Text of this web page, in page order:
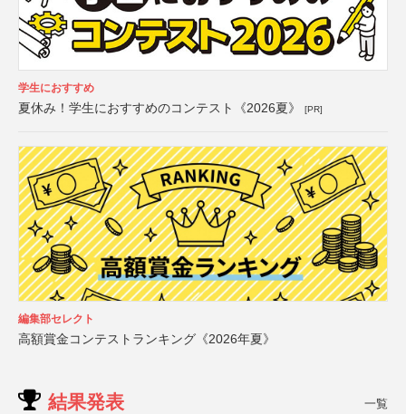
学生におすすめ
夏休み！学生におすすめのコンテスト《2026夏》 [PR]
編集部セレクト
高額賞金コンテストランキング《2026年夏》
結果発表 一覧